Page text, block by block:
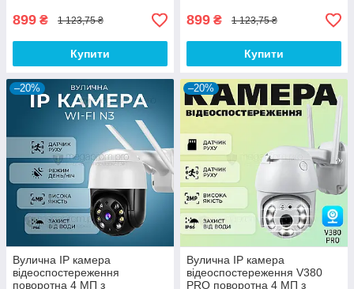
899 ₴ 1 123,75 ₴
Купити
899 ₴ 1 123,75 ₴
Купити
–20%
Вулична IP камера
відеоспостереження
поворотна 4 МП з
–20%
Вулична IP камера
відеоспостереження V380
PRO поворотна 4 МП з